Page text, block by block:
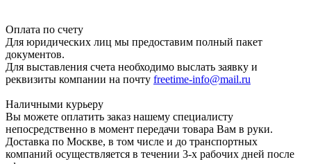
Оплата по счету
Для юридических лиц мы предоставим полный пакет
документов.
Для выставления счета необходимо выслать заявку и
реквизиты компании на почту freetime-info@mail.ru
Наличными курьеру
Вы можете оплатить заказ нашему специалисту
непосредственно в момент передачи товара Вам в руки.
Доставка по Москве, в том числе и до транспортных
компаний осуществляется в течении 3-х рабочих дней после